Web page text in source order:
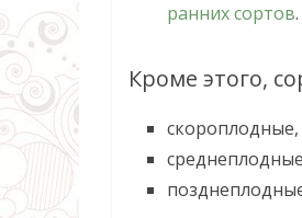
ранних сортов
Кроме этого,